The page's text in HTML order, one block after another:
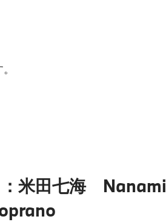
米田七海 Nanami